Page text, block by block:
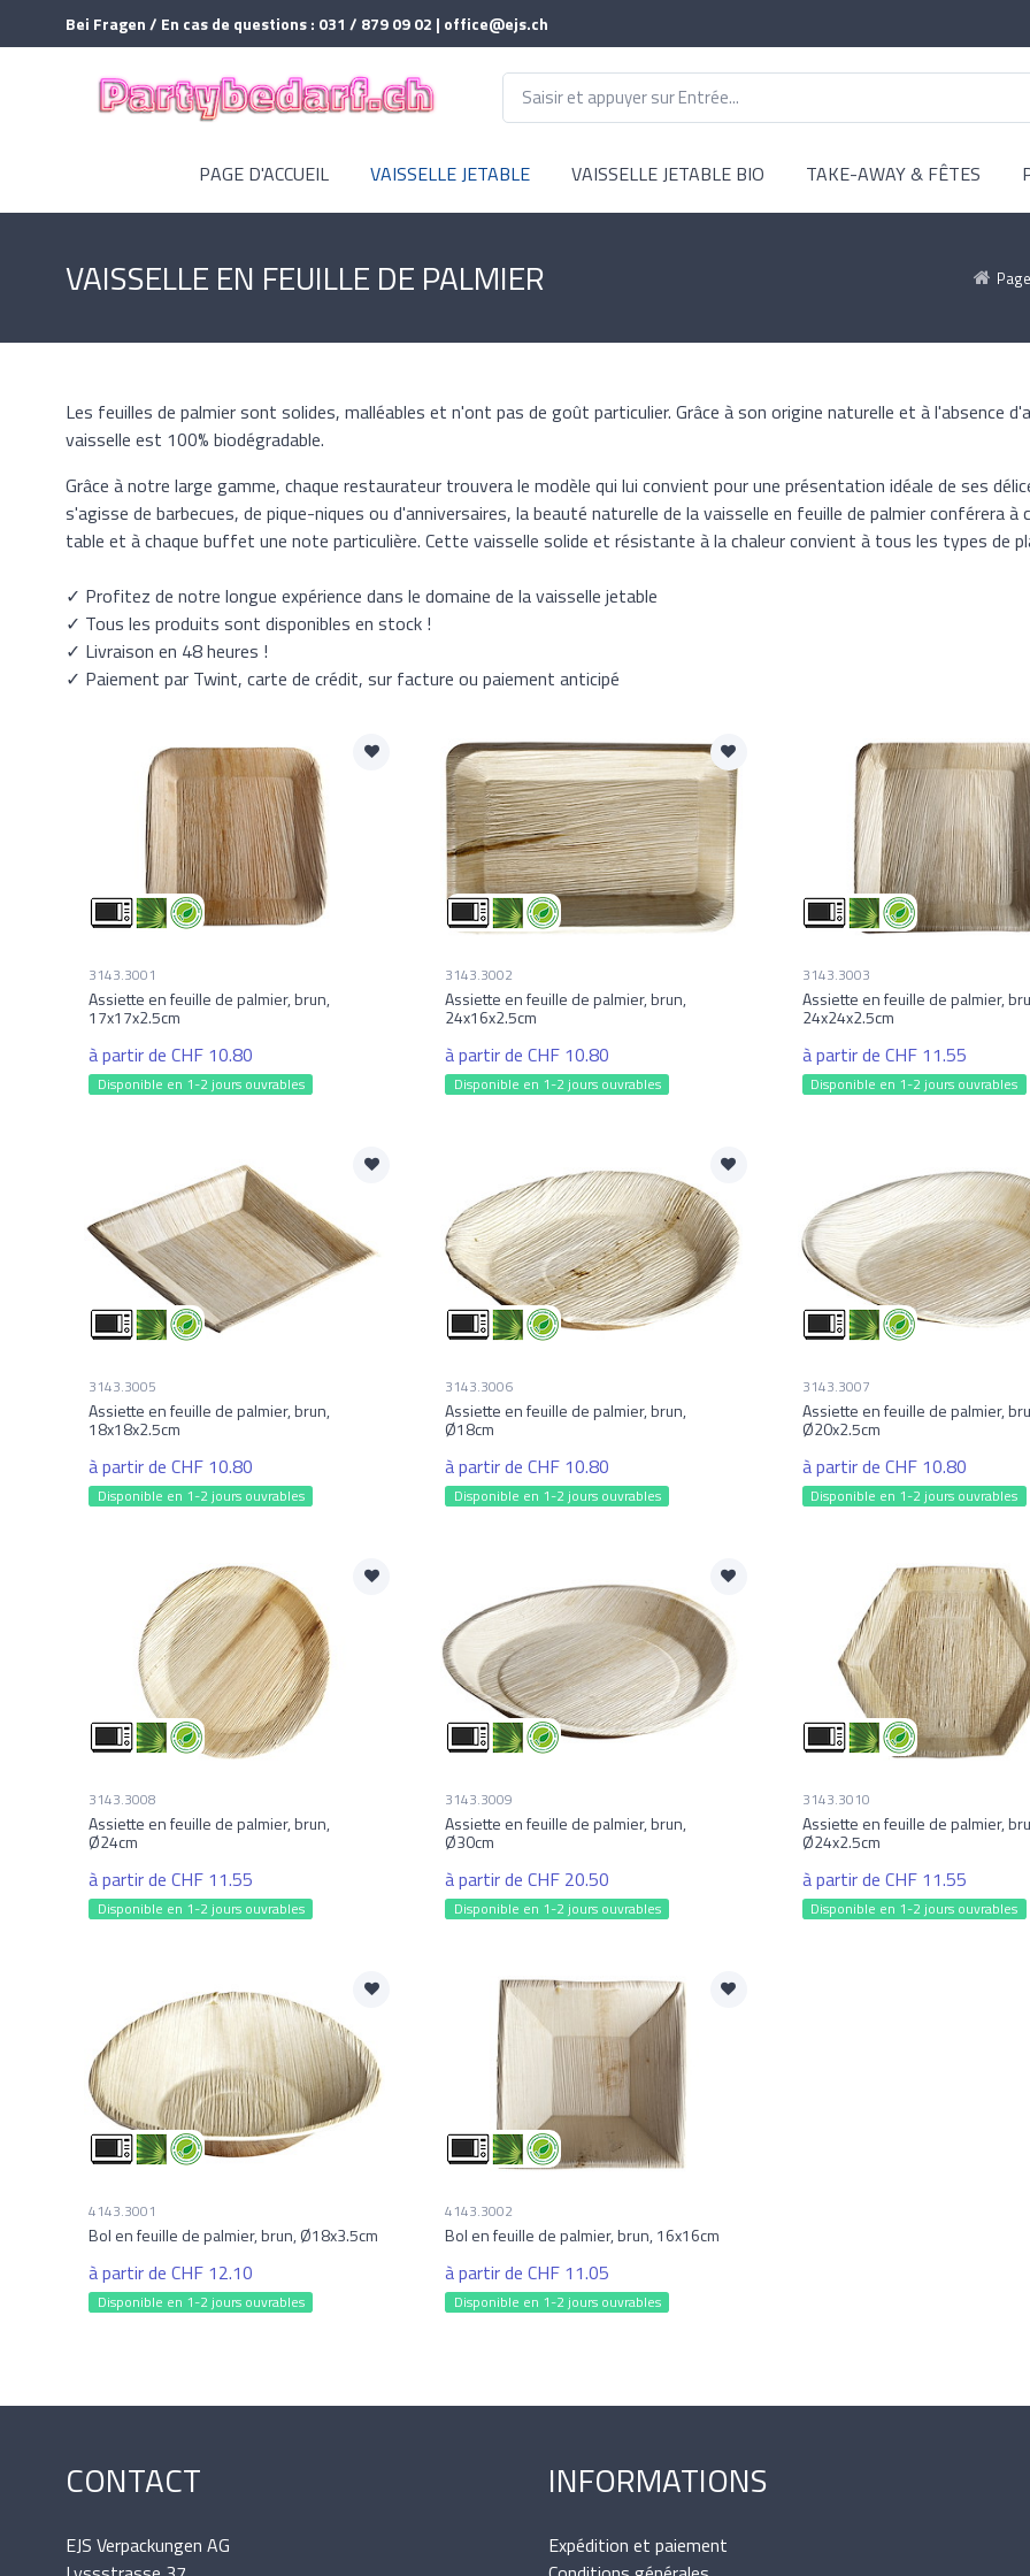
Bei Fragen / En cas de questions : 031 / 879 09 02 | office@ejs.ch
PAGE D'ACCUEIL VAISSELLE JETABLE VAISSELLE JETABLE BIO TAKE-AWAY & FÊTES
VAISSELLE EN FEUILLE DE PALMIER
Les feuilles de palmier sont solides, malléables et n'ont pas de goût particulier. Grâce à son origine naturelle et à l'absence
vaisselle est 100% biodégradable.
Grâce à notre large gamme, chaque restaurateur trouvera le modèle qui lui convient pour une présentation idéale de ses
s'agisse de barbecues, de pique-niques ou d'anniversaires, la beauté naturelle de la vaisselle en feuille de palmier conférera à
table et à chaque buffet une note particulière. Cette vaisselle solide et résistante à la chaleur convient à tous les types de
✓ Profitez de notre longue expérience dans le domaine de la vaisselle jetable
✓ Tous les produits sont disponibles en stock !
✓ Livraison en 48 heures !
✓ Paiement par Twint, carte de crédit, sur facture ou paiement anticipé
3143.3001
Assiette en feuille de palmier, brun,
17x17x2.5cm
à partir de CHF 10.80
Disponible en 1-2 jours ouvrables
3143.3002
Assiette en feuille de palmier, brun,
24x16x2.5cm
à partir de CHF 10.80
Disponible en 1-2 jours ouvrables
3143.3003
Assiette en feuille de palmier,
24x24x2.5cm
à partir de CHF 11.55
Disponible en 1-2 jours ouvrables
3143.3005
Assiette en feuille de palmier, brun,
18x18x2.5cm
à partir de CHF 10.80
Disponible en 1-2 jours ouvrables
3143.3006
Assiette en feuille de palmier, brun,
Ø18cm
à partir de CHF 10.80
Disponible en 1-2 jours ouvrables
3143.3007
Assiette en feuille de palmier,
Ø20x2.5cm
à partir de CHF 10.80
Disponible en 1-2 jours ouvrables
3143.3008
Assiette en feuille de palmier, brun,
Ø24cm
à partir de CHF 11.55
Disponible en 1-2 jours ouvrables
3143.3009
Assiette en feuille de palmier, brun,
Ø30cm
à partir de CHF 20.50
Disponible en 1-2 jours ouvrables
3143.3010
Assiette en feuille de palmier,
Ø24x2.5cm
à partir de CHF 11.55
Disponible en 1-2 jours ouvrables
4143.3001
Bol en feuille de palmier, brun, Ø18x3.5cm
à partir de CHF 12.10
Disponible en 1-2 jours ouvrables
4143.3002
Bol en feuille de palmier, brun, 16x16cm
à partir de CHF 11.05
Disponible en 1-2 jours ouvrables
CONTACT
EJS Verpackungen AG
INFORMATIONS
Expédition et paiement